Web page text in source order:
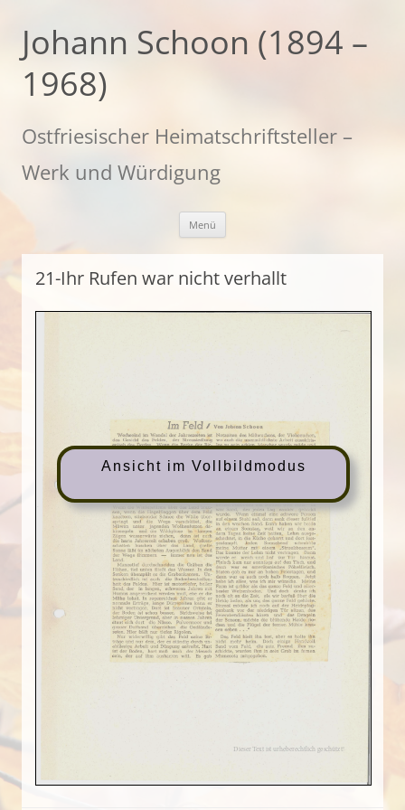
springen
Johann Schoon (1894 –
1968)
Ostfriesischer Heimatschriftsteller –
Werk und Würdigung
Menü
21-Ihr Rufen war nicht verhallt
Ansicht im Vollbildmodus